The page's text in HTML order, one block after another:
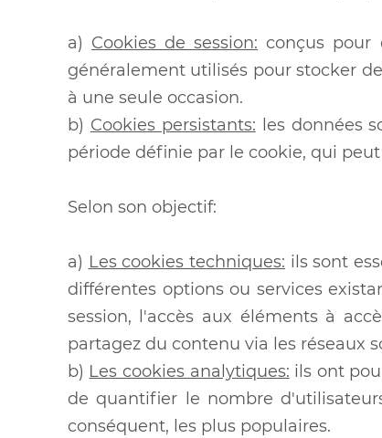
a) Cookies de session: conçus pour
généralement utilisés pour stocker
à une seule occasion.
b) Cookies persistants: les données
période définie par le cookie, qui
Selon son objectif:
a) Les cookies techniques: ils sont
différentes options ou services
session, l'accès aux éléments à
partagez du contenu via les réseaux
b) Les cookies analytiques: ils ont
de quantifier le nombre
conséquent, les plus populaires.